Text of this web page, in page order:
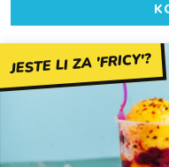
JESTE LI ZA 'FRICY'?